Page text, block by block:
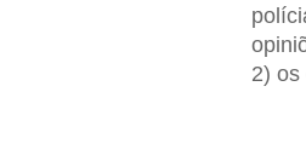
2) os